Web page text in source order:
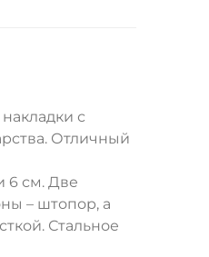
с
Отличный
6 см. Две
– штопор, а
Стальное